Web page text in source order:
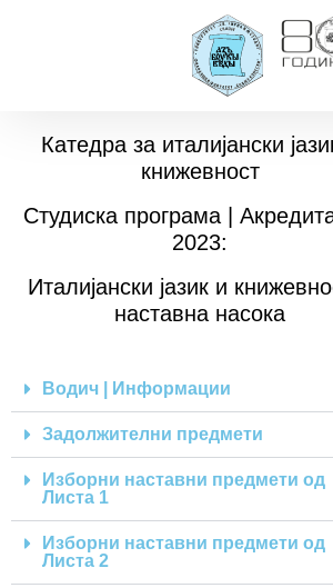
Катедра за италијански
книжевност
Студиска програма |
2023:
Италијански јазик и
наставна насока
Водич | Информации
Задолжителни предмети
Изборни наставни предмети од
Листа 1
Изборни наставни предмети од
Листа 2